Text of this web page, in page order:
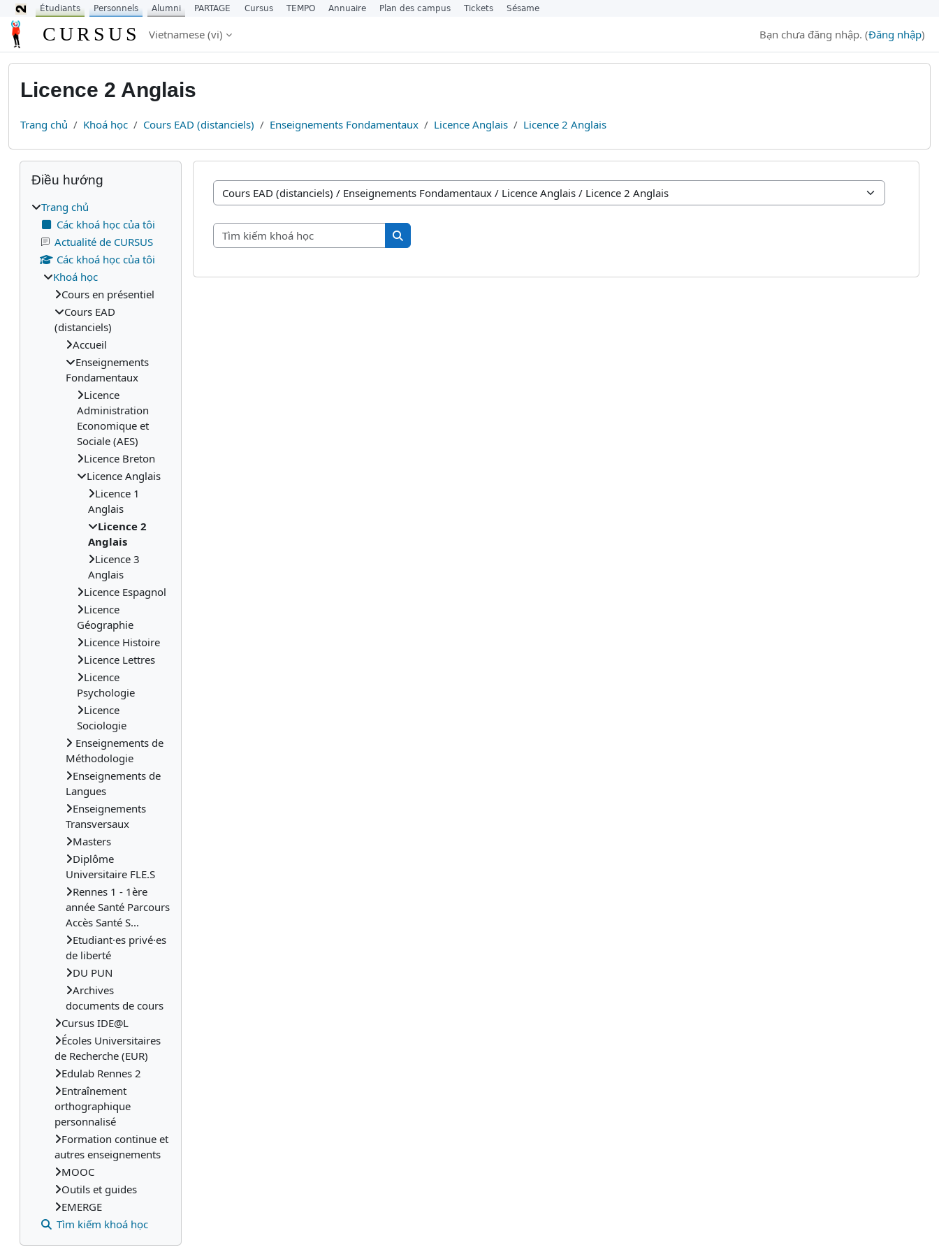
Chuyển tới nội dung chính
CURSUS Vietnamese ‎(vi)‎ Bạn chưa đăng nhập. (Đăng nhập)
Licence 2 Anglais
Trang chủ Khoá học Cours EAD (distanciels) Enseignements Fondamentaux Licence Anglais Licence 2 Anglais
Danh mục khoá học
Tìm kiếm khoá học
Tìm kiếm khoá học
Các khối
Bỏ qua Điều hướng
Điều hướng
Trang chủ
Các khoá học của tôi
Actualité de CURSUS
Các khoá học của tôi
Khoá học
Cours en présentiel
Cours EAD
(distanciels)
Accueil
Enseignements
Fondamentaux
Licence
Administration
Economique et
Sociale (AES)
Licence Breton
Licence Anglais
Licence 1
Anglais
Licence 2
Anglais
Licence 3
Anglais
Licence Espagnol
Licence
Géographie
Licence Histoire
Licence Lettres
Licence
Psychologie
Licence
Sociologie
Enseignements de
Méthodologie
Enseignements de
Langues
Enseignements
Transversaux
Masters
Diplôme
Universitaire FLE.S
Rennes 1 - 1ère
année Santé Parcours
Accès Santé S...
Etudiant·es privé·es
de liberté
DU PUN
Archives
documents de cours
Cursus IDE@L
Écoles Universitaires
de Recherche (EUR)
Edulab Rennes 2
Entraînement
orthographique
personnalisé
Formation continue et
autres enseignements
MOOC
Outils et guides
EMERGE
Tìm kiếm khoá học
Étudiants Personnels Alumni PARTAGE Cursus TEMPO Annuaire Plan des campus Tickets Sésame